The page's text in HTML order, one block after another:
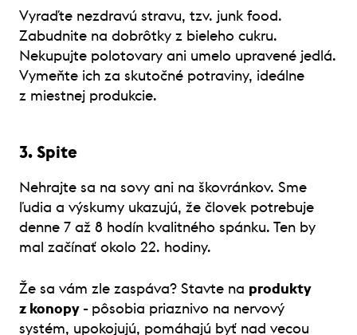
Vyraďte nezdravú stravu, tzv. junk food.
Zabudnite na dobrôtky z bieleho cukru.
Nekupujte polotovary ani umelo upravené jedlá.
Vymeňte ich za skutočné potraviny, ideálne
z miestnej produkcie.
3. Spite
Nehrajte sa na sovy ani na škovránkov. Sme
ľudia a výskumy ukazujú, že človek potrebuje
denne 7 až 8 hodín kvalitného spánku. Ten by
mal začínať okolo 22. hodiny.
Že sa vám zle zaspáva? Stavte na produkty
z konopy - pôsobia priaznivo na nervový
systém, upokojujú, pomáhajú byť nad vecou